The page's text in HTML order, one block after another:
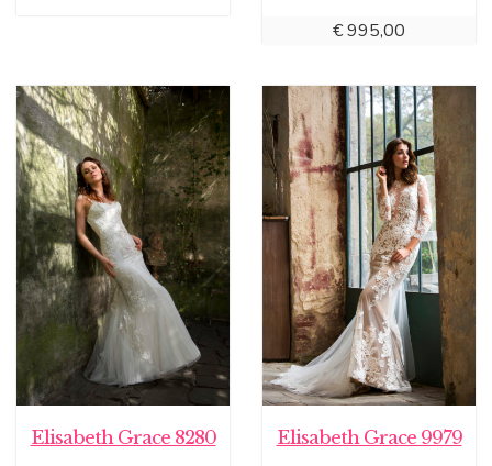
€995,00
Elisabeth Grace 8280 Elisabeth Grace 9979